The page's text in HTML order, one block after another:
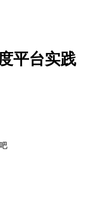
平台实践